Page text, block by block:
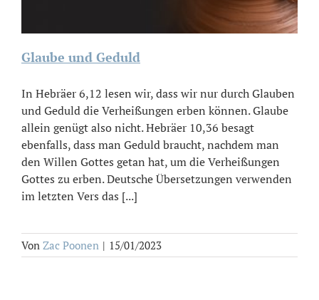
Glaube und Geduld
In Hebräer 6,12 lesen wir, dass wir nur durch Glauben
und Geduld die Verheißungen erben können. Glaube
allein genügt also nicht. Hebräer 10,36 besagt
ebenfalls, dass man Geduld braucht, nachdem man
den Willen Gottes getan hat, um die Verheißungen
Gottes zu erben. Deutsche Übersetzungen verwenden
im letzten Vers das [...]
Von Zac Poonen | 15/01/2023